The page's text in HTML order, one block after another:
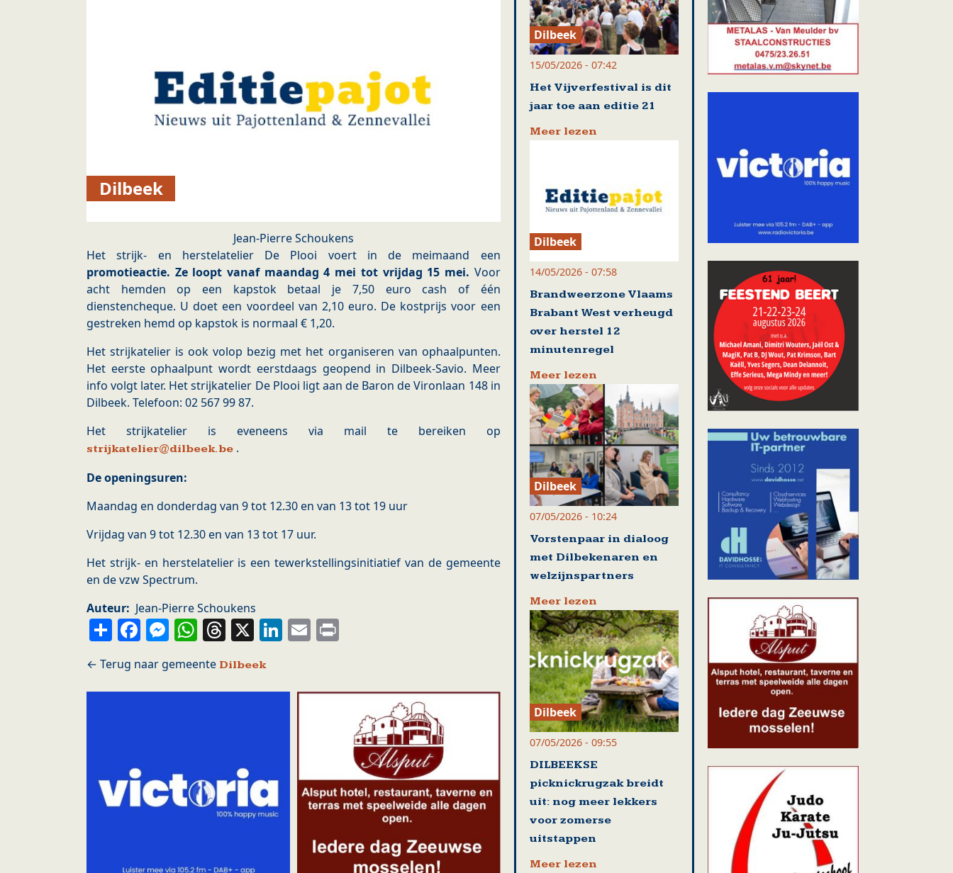
Dilbeek
Jean-Pierre Schoukens
Het strijk- en herstelatelier De Plooi voert in de meimaand een
promotieactie. Ze loopt vanaf maandag 4 mei tot vrijdag 15 mei. Voor
acht hemden op een kapstok betaal je 7,50 euro cash of één
dienstencheque. U doet een voordeel van 2,10 euro. De kostprijs voor een
gestreken hemd op kapstok is normaal € 1,20.
Het strijkatelier is ook volop bezig met het organiseren van ophaalpunten.
Het eerste ophaalpunt wordt eerstdaags geopend in Dilbeek-Savio. Meer
info volgt later. Het strijkatelier De Plooi ligt aan de Baron de Vironlaan 148 in
Dilbeek. Telefoon: 02 567 99 87.
Het strijkatelier is eveneens via mail te bereiken op
strijkatelier@dilbeek.be .
De openingsuren:
Maandag en donderdag van 9 tot 12.30 en van 13 tot 19 uur
Vrijdag van 9 tot 12.30 en van 13 tot 17 uur.
Het strijk- en herstelatelier is een tewerkstellingsinitiatief van de gemeente
en de vzw Spectrum.
Auteur
Jean-Pierre Schoukens
ShareFacebook
Messenger
WhatsApp
Threads
X LinkedIn
Email
Dilbeek
Dilbeek
15/05/2026 - 07:42
Het Vijverfestival is dit
jaar toe aan editie 21
Meer lezen
Dilbeek
14/05/2026 - 07:58
Brandweerzone Vlaams
Brabant West verheugd
over herstel 12
minutenregel
Meer lezen
Dilbeek
07/05/2026 - 10:24
Vorstenpaar in dialoog
met Dilbekenaren en
welzijnspartners
Meer lezen
Dilbeek
07/05/2026 - 09:55
DILBEEKSE
picknickrugzak breidt
uit: nog meer lekkers
voor zomerse
uitstappen
Meer lezen